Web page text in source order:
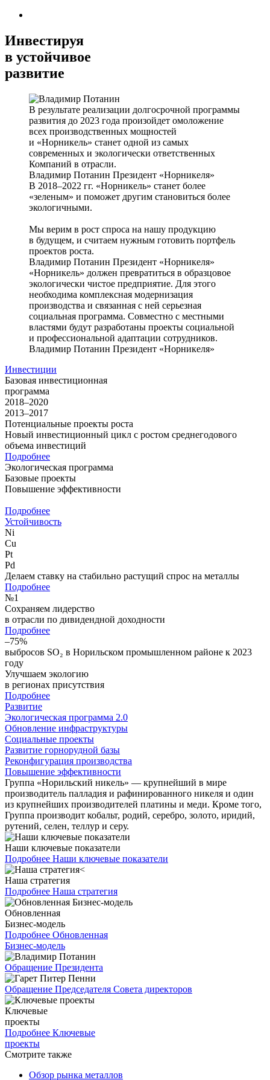
Инвестируя
в устойчивое
развитие
В результате реализации долгосрочной программы
развития до 2023 года произойдет омоложение
всех производственных мощностей
и «Норникель» станет одной из самых
современных и экологически ответственных
Компаний в отрасли.
Владимир Потанин Президент «Норникеля»
В 2018–2022 гг. «Норникель» станет более
«зеленым» и поможет другим становиться более
экологичными.
Мы верим в рост спроса на нашу продукцию
в будущем, и считаем нужным готовить портфель
проектов роста.
Владимир Потанин Президент «Норникеля»
«Норникель» должен превратиться в образцовое
экологически чистое предприятие. Для этого
необходима комплексная модернизация
производства и связанная с ней серьезная
социальная программа. Совместно с местными
властями будут разработаны проекты социальной
и профессиональной адаптации сотрудников.
Владимир Потанин Президент «Норникеля»
Инвестиции
Базовая инвестиционная
программа
2018–2020
2013–2017
Потенциальные проекты роста
Новый инвестиционный цикл с ростом среднегодового
объема инвестиций
Подробнее
Экологическая программа
Базовые проекты
Повышение эффективности
Подробнее
Устойчивость
Ni
Cu
Pt
Pd
Делаем ставку на стабильно растущий спрос на металлы
Подробнее
№1
Сохраняем лидерство
в отрасли по дивидендной доходности
Подробнее
–75%
выбросов SO₂ в Норильском промышленном районе к 2023
году
Улучшаем экологию
в регионах присутствия
Подробнее
Развитие
Экологическая программа 2.0
Обновление инфраструктуры
Социальные проекты
Развитие горнорудной базы
Реконфигурация производства
Повышение эффективности
Группа «Норильский никель» — крупнейший в мире
производитель палладия и рафинированного никеля и один
из крупнейших производителей платины и меди. Кроме того,
Группа производит кобальт, родий, серебро, золото, иридий,
рутений, селен, теллур и серу.
Наши ключевые показатели
Подробнее Наши ключевые показатели
Наша стратегия
Подробнее Наша стратегия
Обновленная
Бизнес-модель
Подробнее Обновленная
Бизнес-модель
Обращение Президента
Обращение Председателя Совета директоров
Ключевые
проекты
Подробнее Ключевые
проекты
Смотрите также
Обзор рынка металлов